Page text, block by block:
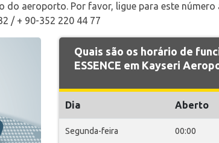
aeroporto. Por favor, ligue para este número
/ + 90-352 220 44 77
Quais são os horário de
ESSENCE em Kayseri
Dia Aberto
Segunda-feira 00:00